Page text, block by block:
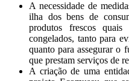
A necessidade de
ilha dos bens de
produtos frescos
congelados, tanto para
quanto para assegurar o
que prestam serviços de
A criação de uma